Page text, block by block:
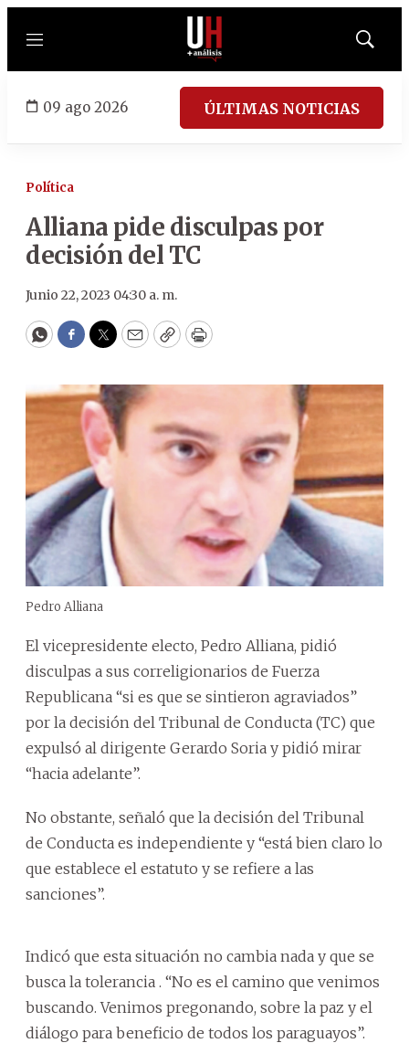
Menú
Mostrar
09 ago 2026 ÚLTIMAS NOTICIAS
Política
Alliana pide disculpas por
decisión del TC
Junio 22, 2023 04:30 a. m.
WhatsApp
Facebook
Twitter
EmailCopyPrint
Pedro Alliana
El vicepresidente electo, Pedro Alliana, pidió
disculpas a sus correligionarios de Fuerza
Republicana “si es que se sintieron agraviados”
por la decisión del Tribunal de Conducta (TC) que
expulsó al dirigente Gerardo Soria y pidió mirar
“hacia adelante”.
No obstante, señaló que la decisión del Tribunal
de Conducta es independiente y “está bien claro lo
que establece el estatuto y se refiere a las
sanciones”.
Indicó que esta situación no cambia nada y que se
busca la tolerancia . “No es el camino que venimos
buscando. Venimos pregonando, sobre la paz y el
diálogo para beneficio de todos los paraguayos”.